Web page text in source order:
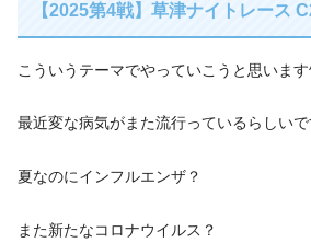
【2025第4戦】草津ナイトレース
こういうテーマでやっていこうと思いま
最近変な病気がまた流行っているらしいで
夏なのにインフルエンザ？
また新たなコロナウイルス？